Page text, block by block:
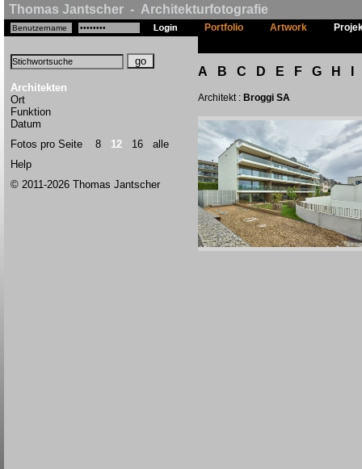
Thomas Jantscher - Architekturfotografie
Architekten
Ort
Funktion
Datum
Fotos pro Seite 8 12 16
alle
Help
© 2011-2026 Thomas Jantscher
Portfolio Artwork
A B C D E F G H
Architekt : Broggi SA